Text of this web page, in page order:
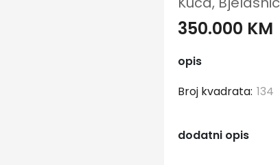
350.000 KM
opis
broj kvadrata: 134
dodatni opis